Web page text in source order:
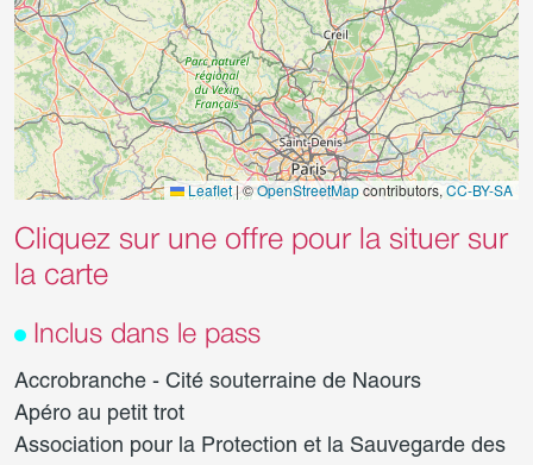
Leaflet|©OpenStreetMapcontributors, CC-BY-SA
Cliquez sur une offre pour la situer sur
la carte
Inclus dans le pass
Accrobranche - Cité souterraine de Naours
Apéro au petit trot
Association pour la Protection et la Sauvegarde des